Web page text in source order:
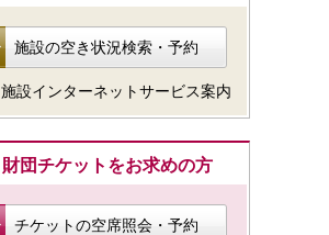
施設の空き状況検索・予約
施設インターネットサービス案内
財団チケットをお求めの方
チケットの空席照会・予約